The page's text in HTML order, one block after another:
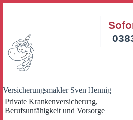
Versicherungsmakler Sven Hennig
Private Krankenversicherung,
Berufsunfähigkeit und Vorsorge